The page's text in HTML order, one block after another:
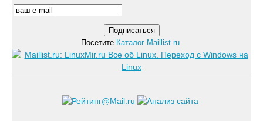
Посетите Каталог Maillist.ru.